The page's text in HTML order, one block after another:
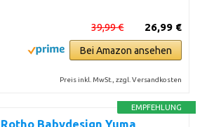
26,99 €
39,99 €
Bei Amazon ansehen
Preis inkl. MwSt., zzgl. Versandkosten
EMPFEHLUNG
Rotho Babydesign Yuma